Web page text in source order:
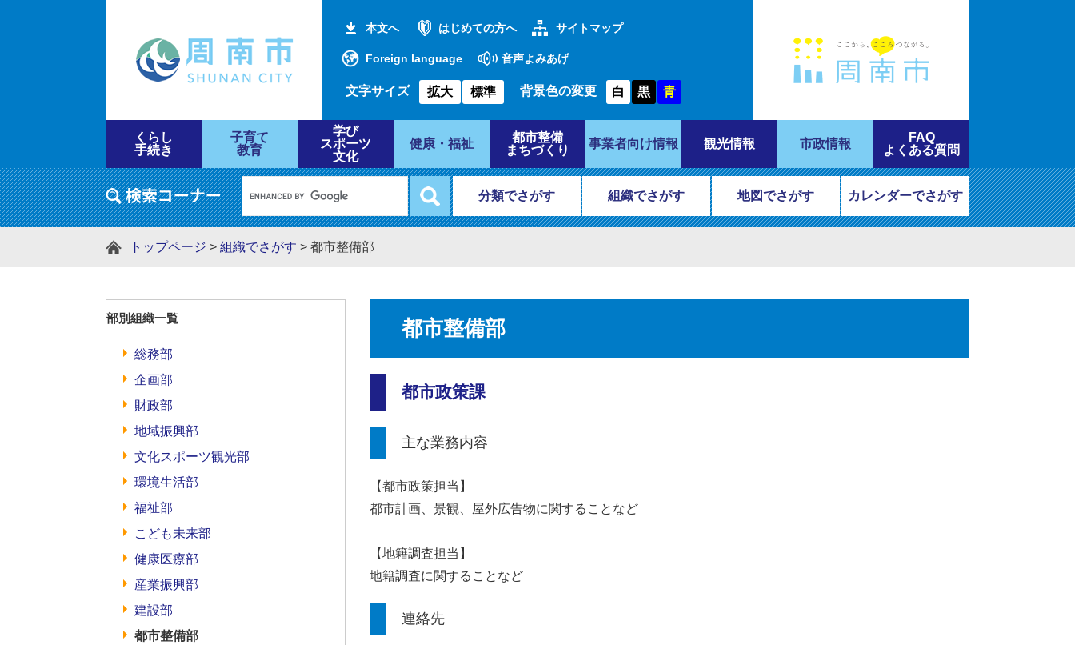
本文へ はじめての方へ サイトマップ
Foreign language 音声よみあげ
文字サイズ 拡大 標準 背景色の変更 白 黒 青
くらし
手続き
子育て
教育
学び
スポーツ
文化
健康・福祉
都市整備
まちづくり
事業者向け情報 観光情報 市政情報
FAQ
よくある質問
分類でさがす 組織でさがす 地図でさがす カレンダーでさがす
トップページ > 組織でさがす > 都市整備部
部別組織一覧
総務部
企画部
財政部
地域振興部
文化スポーツ観光部
環境生活部
福祉部
こども未来部
健康医療部
産業振興部
建設部
都市整備部
都市整備部
都市政策課
主な業務内容
【都市政策担当】
都市計画、景観、屋外広告物に関することなど
【地籍調査担当】
地籍調査に関することなど
連絡先